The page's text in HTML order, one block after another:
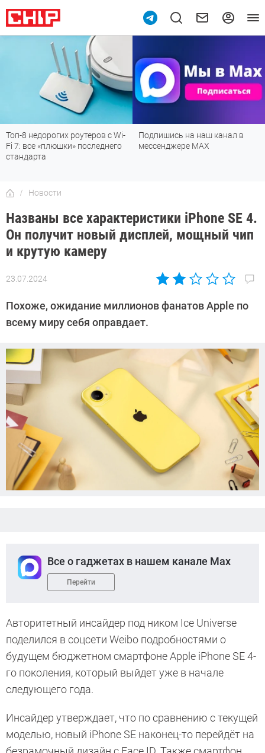
Топ-8 недорогих роутеров с Wi-
Fi 7: все «плюшки» последнего
стандарта
Подпишись на наш канал в
мессенджере МАХ
Новости
Названы все характеристики iPhone SE 4.
Он получит новый дисплей, мощный чип
и крутую камеру
23.07.2024
Автор:
Довлатова
Похоже, ожидание миллионов фанатов Apple по
всему миру себя оправдает.
Все о гаджетах в нашем канале Max
Перейти
Авторитетный инсайдер под ником Ice Universe
поделился в соцсети Weibo подробностями о
будущем бюджетном смартфоне Apple iPhone SE 4-
го поколения, который выйдет уже в начале
следующего года.
Инсайдер утверждает, что по сравнению с текущей
моделью, новый iPhone SE наконец-то перейдёт на